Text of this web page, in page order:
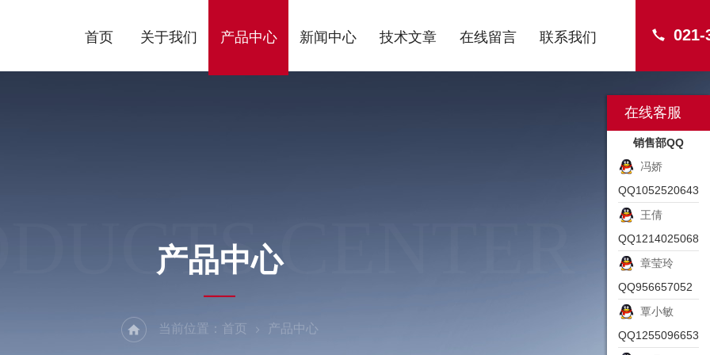
021-
首页 关于我们 产品中心 新闻中心 技术文章 在线留言 联系我们
CENTER
产品中心
当前位置： 首页 产品中心
在线客服
销售部QQ
冯娇
QQ1052520643
王倩
QQ1214025068
章莹玲
QQ956657052
覃小敏
QQ1255096653